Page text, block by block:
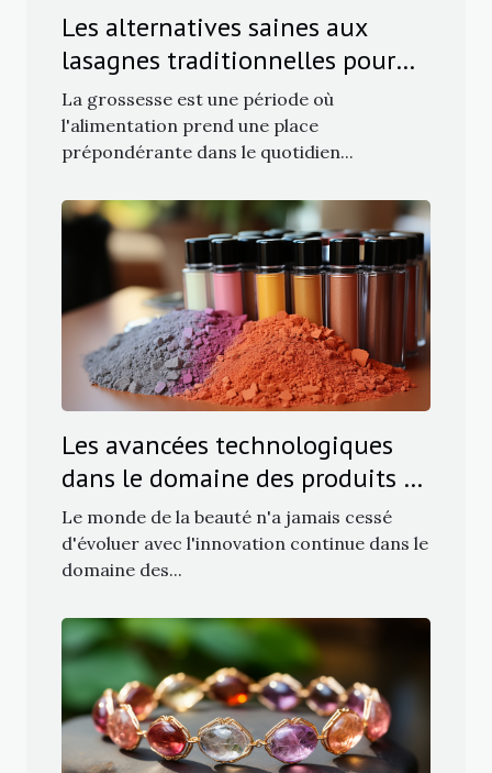
Les alternatives saines aux
lasagnes traditionnelles pour
les femmes enceintes
La grossesse est une période où
l'alimentation prend une place
prépondérante dans le quotidien...
Les avancées technologiques
dans le domaine des produits de
maquillage
Le monde de la beauté n'a jamais cessé
d'évoluer avec l'innovation continue dans le
domaine des...